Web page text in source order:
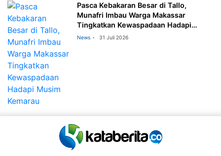
Pasca Kebakaran Besar di Tallo,
Munafri Imbau Warga Makassar
Tingkatkan Kewaspadaan Hadapi
Musim Kemarau
News 31 Juli 2026